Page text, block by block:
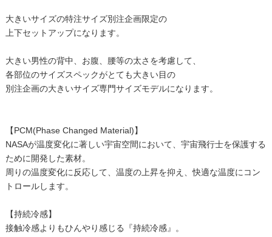
大きいサイズの特注サイズ別注企画限定の
上下セットアップになります。
大きい男性の背中、お腹、腰等の太さを考慮して、
各部位のサイズスペックがとても大きい目の
別注企画の大きいサイズ専門サイズモデルになります。
【PCM(Phase Changed Material)】
NASAが温度変化に著しい宇宙空間において、宇宙飛行士を保護する
ために開発した素材。
周りの温度変化に反応して、温度の上昇を抑え、快適な温度にコン
トロールします。
【持続冷感】
接触冷感よりもひんやり感じる『持続冷感』。